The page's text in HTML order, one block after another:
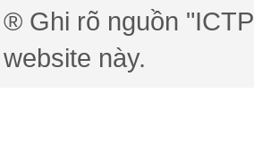
® Ghi rõ nguồn
website này.